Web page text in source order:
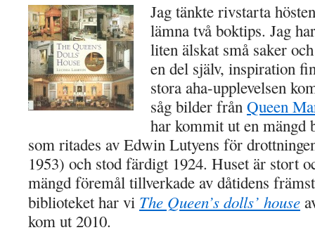
Jag tänkte rivstarta
lämna två boktips. Jag
liten älskat små saker
en del själv, inspiration
stora aha-upplevelsen
såg bilder från Queen
har kommit ut en mängd
som ritades av Edwin Lutyens för
1953) och stod färdigt 1924. Huset är stort
mängd föremål tillverkade av dåtidens
biblioteket har vi The Queen’s dolls’ house
kom ut 2010.